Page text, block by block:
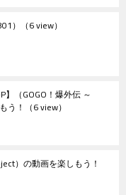
） （6 view）
】（GOGO！爆外伝 ～
う！ （6 view）
）の動画を楽しもう！